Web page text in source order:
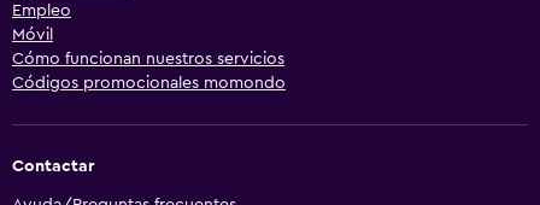
Empleo
Móvil
Cómo funcionan nuestros servicios
Códigos promocionales momondo
Contactar